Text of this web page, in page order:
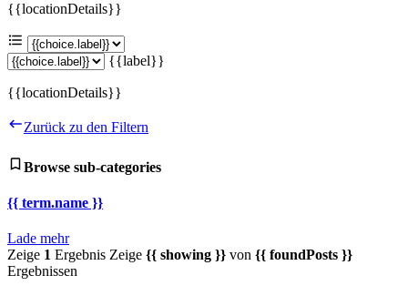
{{locationDetails}}
{{label}}
{{locationDetails}}
Zurück zu den Filtern
Browse sub-categories
{{ term.name }}
Lade mehr
Zeige 1 Ergebnis Zeige {{ showing }} von {{ foundPosts }}
Ergebnissen